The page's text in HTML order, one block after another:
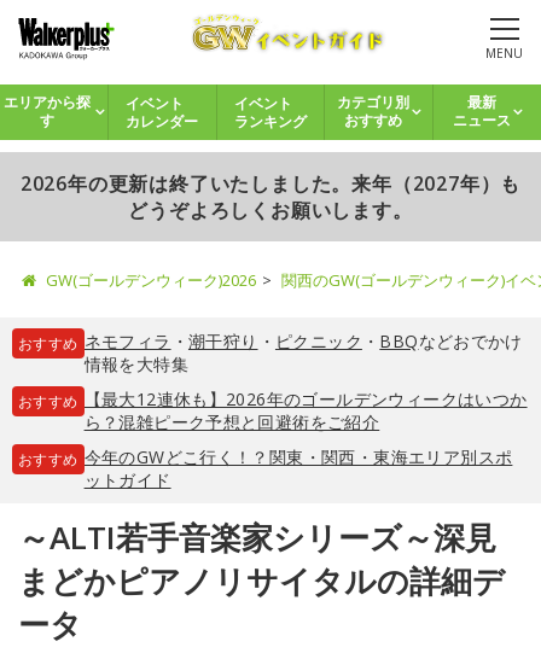
MENU
エリアから探
す
イベント
カレンダー
イベント
ランキング
カテゴリ別
おすすめ
最新
ニュース
2026年の更新は終了いたしました。来年（2027年）も
どうぞよろしくお願いします。
GW(ゴールデンウィーク)2026 関西のGW(ゴールデンウィーク)イ
おすすめ ネモフィラ ・ 潮干狩り ・ ピクニック ・ BBQなどおでかけ
情報を大特集
おすすめ
【最大12連休も】2026年のゴールデンウィークはいつか
ら？混雑ピーク予想と回避術をご紹介
おすすめ 今年のGWどこ行く！？関東・関西・東海エリア別スポ
ットガイド
～ALTI若手音楽家シリーズ～深見
まどかピアノリサイタルの詳細デ
ータ